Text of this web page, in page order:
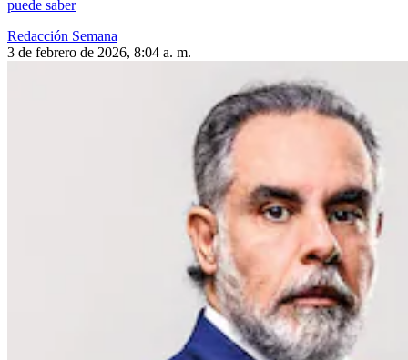
puede saber
Redacción Semana
3 de febrero de 2026, 8:04 a. m.